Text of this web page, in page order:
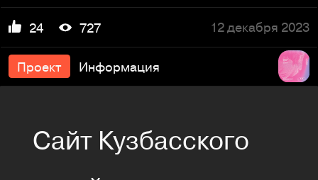
24 727 12 декабря 2023
Проект Информация
Сайт Кузбасского